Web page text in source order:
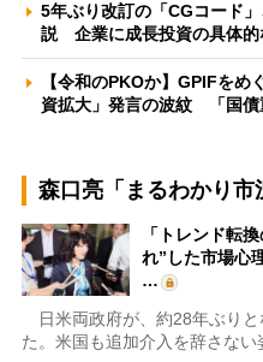
5年ぶり改訂の「CGコード
説 企業に成長投資の具体
【令和のPKOか】GPIFを
資拡大」発言の波紋 「国
森口亮「まるわかり市
「トレンド転
れ”した市場心
…
日米両政府が、約28年ぶりと
た。米国も追加介入を辞さな